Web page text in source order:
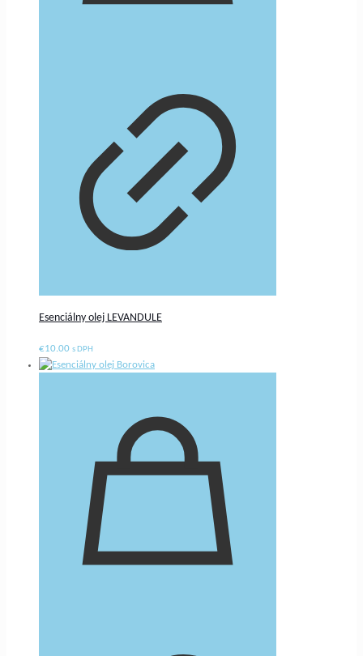
Esenciálny olej LEVANDULE
€10.00 s DPH